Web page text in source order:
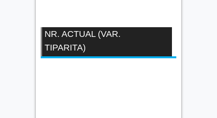
NR. ACTUAL (VAR.
TIPARITA)